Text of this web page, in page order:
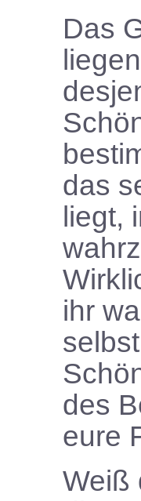
Das
das
liegt,
ihr
des
eure
Weiß